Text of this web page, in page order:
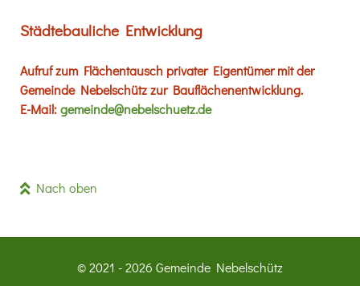
Städtebauliche Entwicklung
Aufruf zum Flächentausch privater Eigentümer mit der
Gemeinde Nebelschütz zur Bauflächenentwicklung.
E-Mail:gemeinde@nebelschuetz.de
Nach oben
© 2021 - 2026 Gemeinde Nebelschütz